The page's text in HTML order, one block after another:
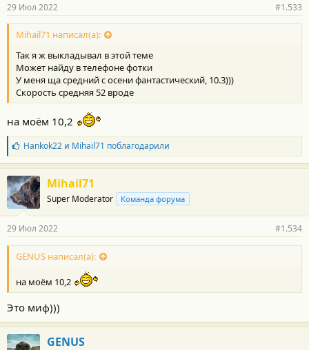
29 Июл 2022 #1.533
Mihail71 написал(а):
Так я ж выкладывал в этой теме
Может найду в телефоне фотки
У меня ща средний с осени фантастический, 10.3)))
Скорость средняя 52 вроде
на моём 10,2
Б
л
а
г
о
д
а
н
о
с
:
Hankok22и Mihail71 поблагодарили
Mihail71
Super Moderator Команда форума
29 Июл 2022 #1.534
GENUS написал(а):
на моём 10,2
Это миф)))
GENUS